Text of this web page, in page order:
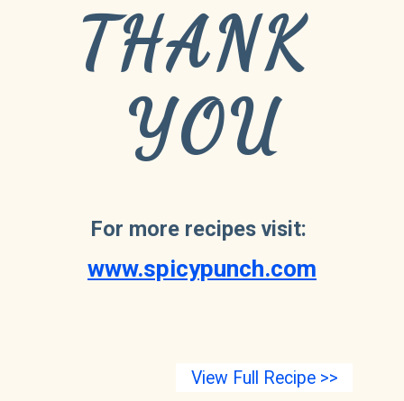
THANK
YOU
For more recipes visit:
www.spicypunch.com
View Full Recipe >>